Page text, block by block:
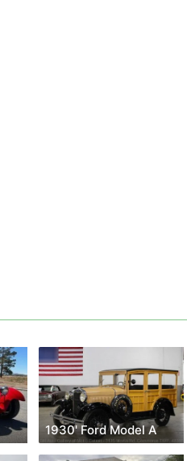
1930' Ford Model A